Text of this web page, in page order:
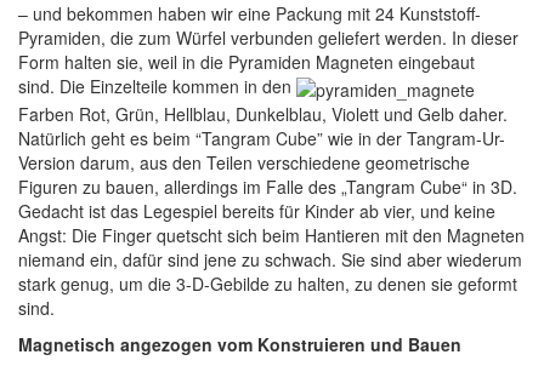
– und bekommen haben wir eine Packung mit 24 Kunststoff-
Pyramiden, die zum Würfel verbunden geliefert werden. In dieser
Form halten sie, weil in die Pyramiden Magneten eingebaut
sind. Die Einzelteile kommen in den
Farben Rot, Grün, Hellblau, Dunkelblau, Violett und Gelb daher.
Natürlich geht es beim “Tangram Cube” wie in der Tangram-Ur-
Version darum, aus den Teilen verschiedene geometrische
Figuren zu bauen, allerdings im Falle des „Tangram Cube“ in 3D.
Gedacht ist das Legespiel bereits für Kinder ab vier, und keine
Angst: Die Finger quetscht sich beim Hantieren mit den Magneten
niemand ein, dafür sind jene zu schwach. Sie sind aber wiederum
stark genug, um die 3-D-Gebilde zu halten, zu denen sie geformt
sind.
Magnetisch angezogen vom Konstruieren und Bauen